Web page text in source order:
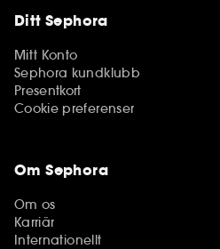
Ditt Sephora
Mitt Konto
Sephora kundklubb
Presentkort
Cookie preferenser
Om Sephora
Om os
Karriär
Internationellt